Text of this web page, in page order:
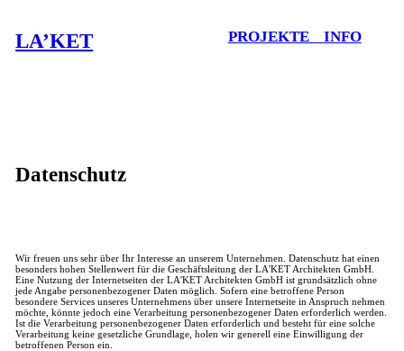
LA’KET PROJEKTE INFO
Datenschutz
Wir freuen uns sehr über Ihr Interesse an unserem Unternehmen. Datenschutz hat einen
besonders hohen Stellenwert für die Geschäftsleitung der LA'KET Architekten GmbH.
Eine Nutzung der Internetseiten der LA'KET Architekten GmbH ist grundsätzlich ohne
jede Angabe personenbezogener Daten möglich. Sofern eine betroffene Person
besondere Services unseres Unternehmens über unsere Internetseite in Anspruch nehmen
möchte, könnte jedoch eine Verarbeitung personenbezogener Daten erforderlich werden.
Ist die Verarbeitung personenbezogener Daten erforderlich und besteht für eine solche
Verarbeitung keine gesetzliche Grundlage, holen wir generell eine Einwilligung der
betroffenen Person ein.